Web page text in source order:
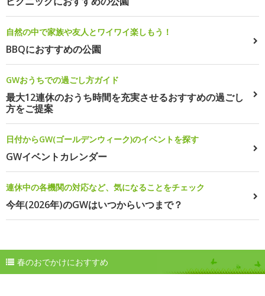
自然の中で家族や友人とワイワイ楽しもう！
BBQにおすすめの公園
GWおうちでの過ごし方ガイド
最大12連休のおうち時間を充実させるおすすめの過ごし
方をご提案
日付からGW(ゴールデンウィーク)のイベントを探す
GWイベントカレンダー
連休中の各機関の対応など、気になることをチェック
今年(2026年)のGWはいつからいつまで？
春のおでかけにおすすめ